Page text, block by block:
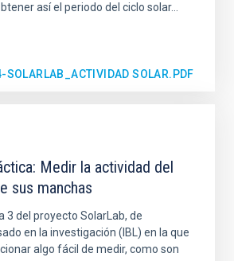
así el periodo del ciclo solar...
SOLARLAB_ACTIVIDAD SOLAR.PDF
Medir la actividad del
sus manchas
3 del proyecto SolarLab, de
en la investigación (IBL) en la que
algo fácil de medir, como son